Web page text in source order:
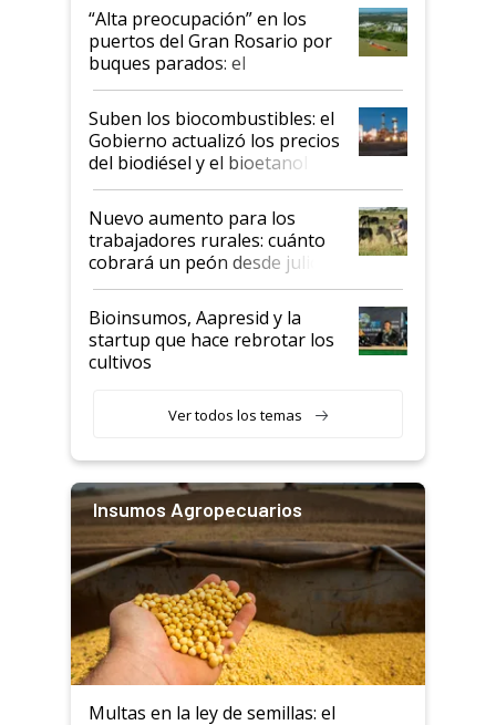
“Alta preocupación” en los
puertos del Gran Rosario por
buques parados: el
funcionamiento de las
exportadoras en tensión tras
la medida de fuerza de los
prácticos
Suben los biocombustibles: el
Gobierno actualizó los precios
del biodiésel y el bioetanol
Nuevo aumento para los
trabajadores rurales: cuánto
cobrará un peón desde julio
Bioinsumos, Aapresid y la
startup que hace rebrotar los
cultivos
Ver todos los temas
Insumos Agropecuarios
Multas en la ley de semillas: el